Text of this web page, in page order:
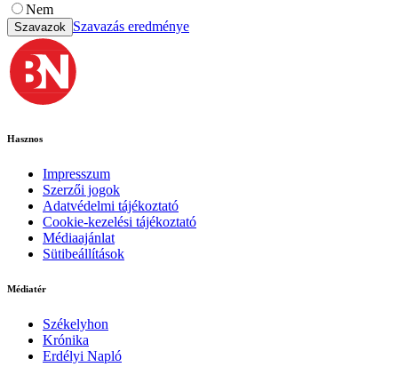
Nem
Szavazok Szavazás eredménye
Hasznos
Impresszum
Szerzői jogok
Adatvédelmi tájékoztató
Cookie-kezelési tájékoztató
Médiaajánlat
Sütibeállítások
Médiatér
Székelyhon
Krónika
Erdélyi Napló